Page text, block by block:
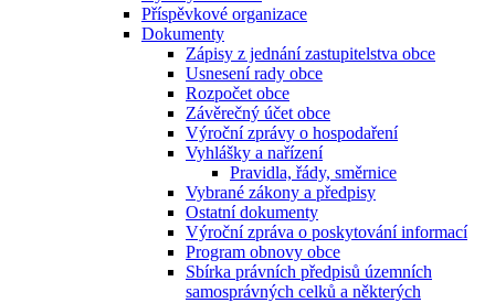
Příspěvkové organizace
Dokumenty
Zápisy z jednání zastupitelstva obce
Usnesení rady obce
Rozpočet obce
Závěrečný účet obce
Výroční zprávy o hospodaření
Vyhlášky a nařízení
Pravidla, řády, směrnice
Vybrané zákony a předpisy
Ostatní dokumenty
Výroční zpráva o poskytování informací
Program obnovy obce
Sbírka právních předpisů územních
samosprávných celků a některých